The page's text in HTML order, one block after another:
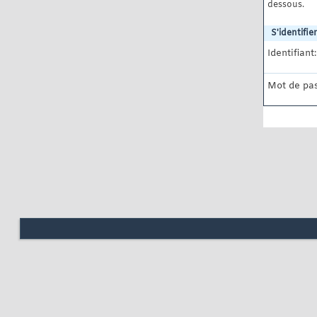
dessous.
S'identifier
Identifiant:
Mot de